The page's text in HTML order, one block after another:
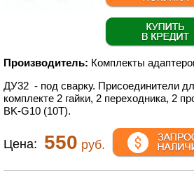
Производитель: Комплекты
ДУ32 - под сварку. Присоединители
комплекте 2 гайки, 2 переходника, 2
BK-G10 (10T).
Цена: 550 руб.